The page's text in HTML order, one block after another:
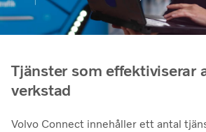
Tjänster som effektiviserar
verkstad
Volvo Connect innehåller ett antal